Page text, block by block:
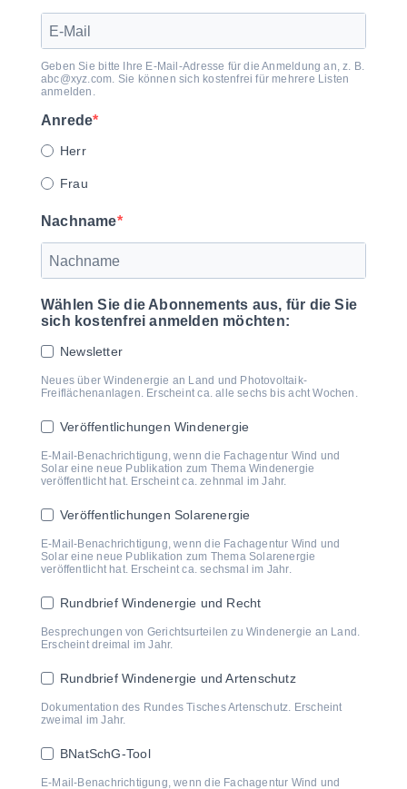
Geben Sie bitte Ihre E-Mail-Adresse für die Anmeldung an, z. B.
abc@xyz.com. Sie können sich kostenfrei für mehrere Listen
anmelden.
Anrede
Herr
Frau
Nachname
Wählen Sie die Abonnements aus, für die Sie
sich kostenfrei anmelden möchten:
Newsletter
Neues über Windenergie an Land und Photovoltaik-
Freiflächenanlagen. Erscheint ca. alle sechs bis acht Wochen.
Veröffentlichungen Windenergie
E-Mail-Benachrichtigung, wenn die Fachagentur Wind und
Solar eine neue Publikation zum Thema Windenergie
veröffentlicht hat. Erscheint ca. zehnmal im Jahr.
Veröffentlichungen Solarenergie
E-Mail-Benachrichtigung, wenn die Fachagentur Wind und
Solar eine neue Publikation zum Thema Solarenergie
veröffentlicht hat. Erscheint ca. sechsmal im Jahr.
Rundbrief Windenergie und Recht
Besprechungen von Gerichtsurteilen zu Windenergie an Land.
Erscheint dreimal im Jahr.
Rundbrief Windenergie und Artenschutz
Dokumentation des Rundes Tisches Artenschutz. Erscheint
zweimal im Jahr.
BNatSchG-Tool
E-Mail-Benachrichtigung, wenn die Fachagentur Wind und